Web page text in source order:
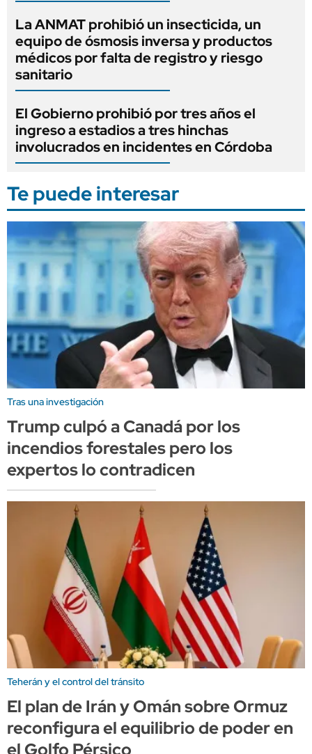
La ANMAT prohibió un insecticida, un
equipo de ósmosis inversa y productos
médicos por falta de registro y riesgo
sanitario
El Gobierno prohibió por tres años el
ingreso a estadios a tres hinchas
involucrados en incidentes en Córdoba
Te puede interesar
Tras una investigación
Trump culpó a Canadá por los
incendios forestales pero los
expertos lo contradicen
Teherán y el control del tránsito
El plan de Irán y Omán sobre Ormuz
reconfigura el equilibrio de poder en
el Golfo Pérsico